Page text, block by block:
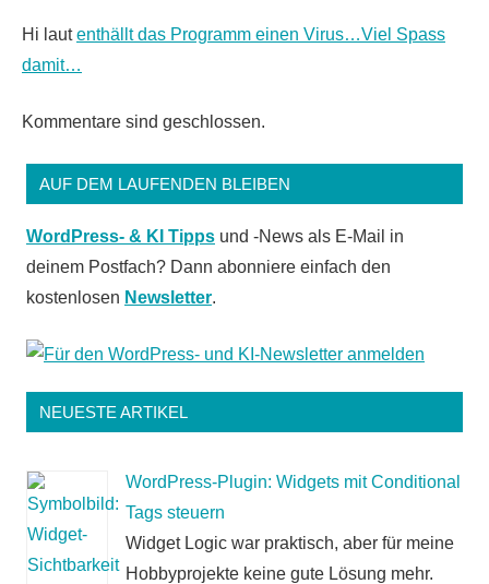
Hi lautenthällt das Programm einen Virus…Viel Spass
damit…
Kommentare sind geschlossen.
AUF DEM LAUFENDEN BLEIBEN
WordPress- & KI Tipps und -News als E-Mail in
deinem Postfach? Dann abonniere einfach den
kostenlosen Newsletter.
NEUESTE ARTIKEL
WordPress-Plugin: Widgets mit Conditional
Tags steuern
Widget Logic war praktisch, aber für meine
Hobbyprojekte keine gute Lösung mehr.